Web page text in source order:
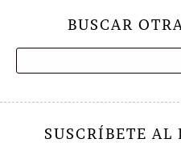
BUSCAR
SUSCRÍBETE